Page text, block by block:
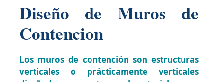
Diseño de Muros de
Contencion
Los muros de contención son estructuras
verticales o prácticamente verticales